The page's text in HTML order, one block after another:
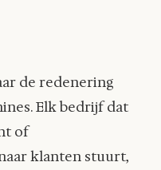
de redenering
Elk bedrijf dat
of
klanten stuurt,